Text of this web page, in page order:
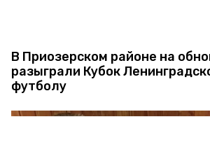
В Приозерском районе на
разыграли Кубок
футболу